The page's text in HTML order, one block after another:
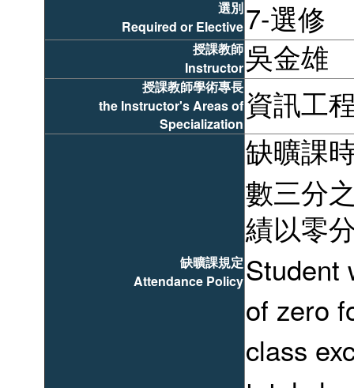
選別
Required or Elective 7-選修
授課教師
Instructor 吳金雄
授課教師學術專長
the Instructor's Areas of
Specialization
資訊工
缺曠課規定
Attendance Policy
缺曠課
數三分
績以零
Student
of zero
class